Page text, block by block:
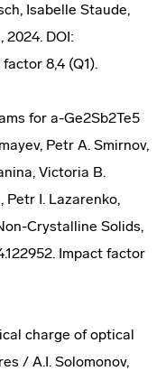
Isabelle Staude,
DOI:
8,4 (Q1).
for a-Ge2Sb2Te5
Petr A. Smirnov,
Victoria B.
Petr I. Lazarenko,
Crystalline Solids,
Impact factor
charge of optical
/ A.I. Solomonov,